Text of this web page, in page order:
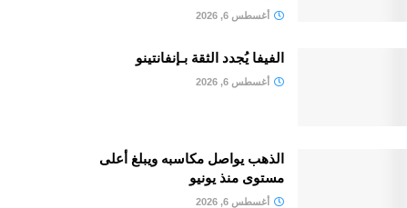
أغسطس 6, 2026
الفيفا يُجدد الثقة بـإنفانتينو
أغسطس 6, 2026
الذهب يواصل مكاسبه ويبلغ أعلى
مستوى منذ يونيو
أغسطس 6, 2026